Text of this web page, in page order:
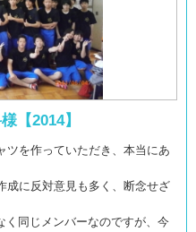
【2014】
ツを作っていただき、本当にあ
成に反対意見も多く、断念せざ
く同じメンバーなのですが、今